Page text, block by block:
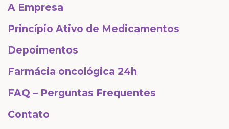
A Empresa
Princípio Ativo de Medicamentos
Depoimentos
Farmácia oncológica 24h
FAQ – Perguntas Frequentes
Contato